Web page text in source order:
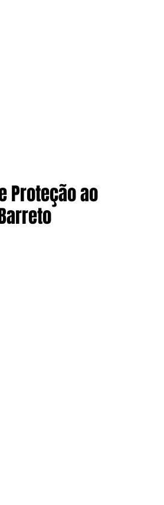
Proteção ao